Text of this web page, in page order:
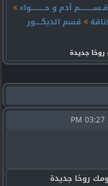
قـســـــــــم آدم و حـــــــــواء
قسم الديكــــور
جديدة
روحًا جديدة